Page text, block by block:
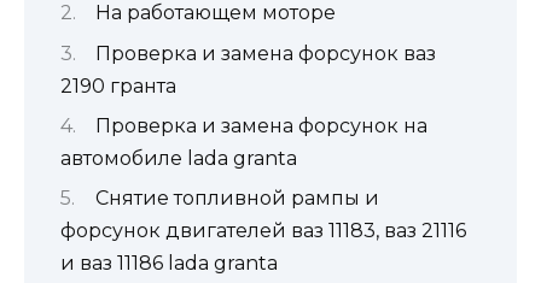
На работающем моторе
Проверка и замена форсунок ваз
2190 гранта
Проверка и замена форсунок на
автомобиле lada granta
Снятие топливной рампы и
форсунок двигателей ваз 11183, ваз 21116
и ваз 11186 lada granta